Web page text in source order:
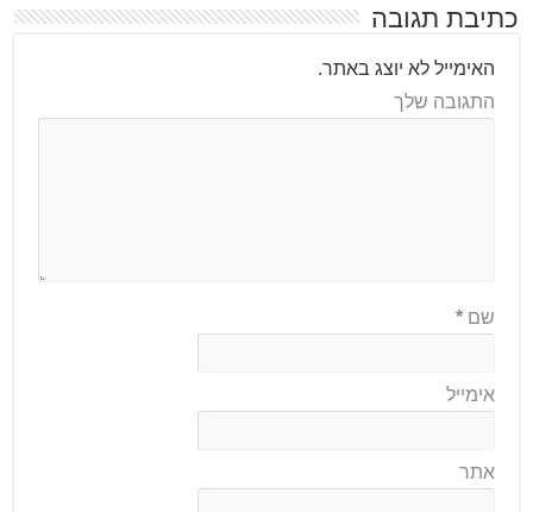
כתיבת תגובה
האימייל לא יוצג באתר.
התגובה שלך
שם*
אימייל
אתר